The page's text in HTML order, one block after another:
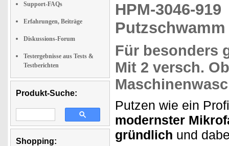
Support-FAQs
Erfahrungen, Beiträge
Diskussions-Forum
Testergebnisse aus Tests &
Testberichten
Produkt-Suche:
Shopping:
HPM-3046-
Putzschwamm
Für besonders
Mit 2 versch.
Putzen wie ein
modernster
gründlich und